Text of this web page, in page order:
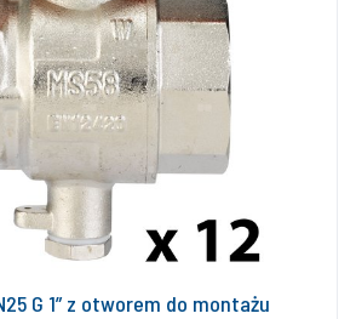
G 1” z otworem do montażu